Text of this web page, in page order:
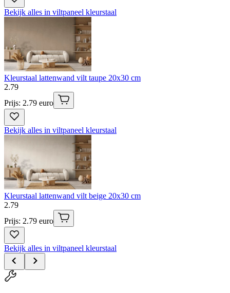
Bekijk alles in viltpaneel kleurstaal
Kleurstaal lattenwand vilt taupe 20x30 cm
2.79
Prijs: 2.79 euro
Bekijk alles in viltpaneel kleurstaal
Kleurstaal lattenwand vilt beige 20x30 cm
2.79
Prijs: 2.79 euro
Bekijk alles in viltpaneel kleurstaal